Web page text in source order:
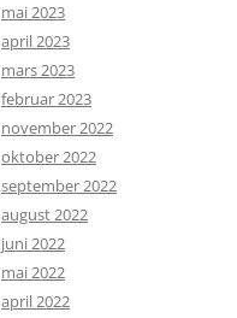
mai 2023
april 2023
mars 2023
februar 2023
november 2022
oktober 2022
september 2022
august 2022
juni 2022
mai 2022
april 2022